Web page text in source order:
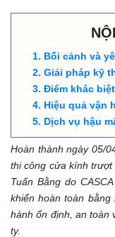
Bối cảnh và
Giải pháp kỹ
Điểm khác
Hiệu quả vận
Dịch vụ hậu
Hoàn thành ngày 05/
thi công cửa kính
Tuấn Bằng do
khiển hoàn toàn
hành ổn định, an toàn
ty.